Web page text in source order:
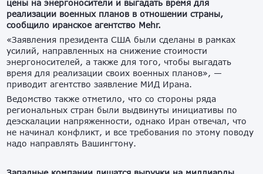
цены на энергоносители и выгадать время для
реализации военных планов в отношении страны,
сообщило иранское агентство Mehr.
«Заявления президента США были сделаны в рамках
усилий, направленных на снижение стоимости
энергоносителей, а также для того, чтобы выгадать
время для реализации своих военных планов», —
приводит агентство заявление МИД Ирана.
Ведомство также отметило, что со стороны ряда
региональных стран были выдвинуты инициативы по
деэскалации напряженности, однако Иран отвечал, что
не начинал конфликт, и все требования по этому поводу
надо направлять Вашингтону.